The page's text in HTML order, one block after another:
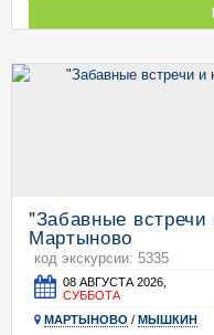
"Забавные
Мартыново
код экскурсии: 5335
08 АВГУСТА 2026,
СУББОТА
МАРТЫНОВО / МЫШКИН